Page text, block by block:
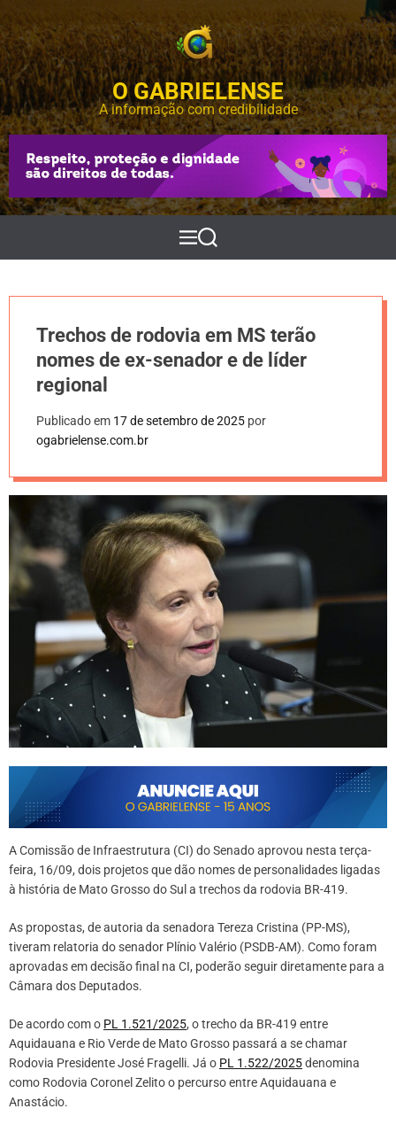
k
p
t
o
c
o
n
t
e
O GABRIELENSE
A informação com credibilidade
M
e
P
e
s
r
Trechos de rodovia em MS terão
nomes de ex-senador e de líder
regional
Publicado em 17 de setembro de 2025 por
ogabrielense.com.br
A Comissão de Infraestrutura (CI) do Senado aprovou nesta terça-
feira, 16/09, dois projetos que dão nomes de personalidades ligadas
à história de Mato Grosso do Sul a trechos da rodovia BR-419.
As propostas, de autoria da senadora Tereza Cristina (PP-MS),
tiveram relatoria do senador Plínio Valério (PSDB-AM). Como foram
aprovadas em decisão final na CI, poderão seguir diretamente para a
Câmara dos Deputados.
De acordo com o PL 1.521/2025, o trecho da BR-419 entre
Aquidauana e Rio Verde de Mato Grosso passará a se chamar
Rodovia Presidente José Fragelli. Já o PL 1.522/2025denomina
como Rodovia Coronel Zelito o percurso entre Aquidauana e
Anastácio.